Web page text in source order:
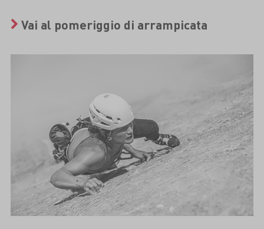
Vai al pomeriggio di arrampicata